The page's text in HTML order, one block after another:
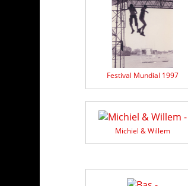
Festival Mundial 1997
Michiel & Willem